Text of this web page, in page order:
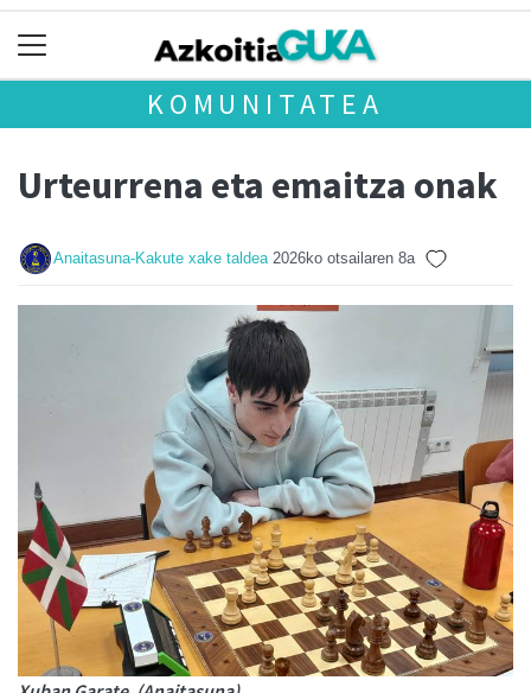
KOMUNITATEA
Urteurrena eta emaitza onak
Anaitasuna-Kakute xake taldea 2026ko otsailaren 8a